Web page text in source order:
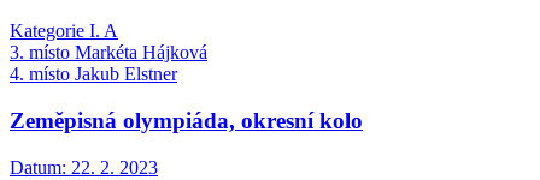
Kategorie I. A
3. místo Markéta Hájková
4. místo Jakub Elstner
Zeměpisná olympiáda, okresní kolo
Datum: 22. 2. 2023